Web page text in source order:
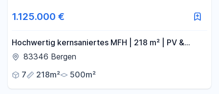
1.125.000 €
Hochwertig kernsaniertes MFH | 218 m² | PV &
Erdwärme | Chiemseenähe
83346 Bergen
7
218m² 500m²